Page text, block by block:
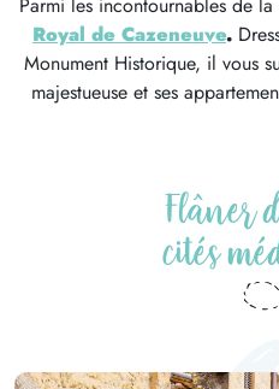
Royal de Cazeneuve.
Monument Historique, il vous
majestueuse et ses
Flâner
cités